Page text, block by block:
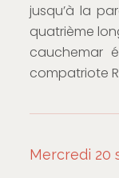
jusqu’à la
quatrième
cauchemar
compatriote
Mercredi 20